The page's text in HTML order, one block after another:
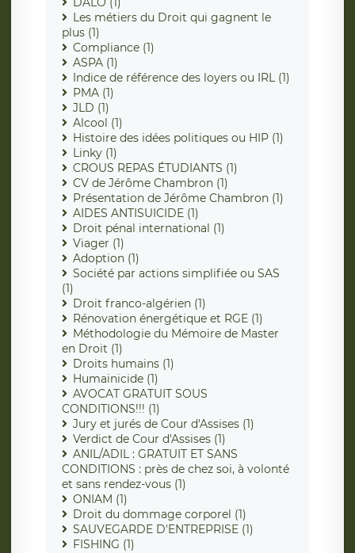
Les métiers du Droit qui gagnent le
plus (1)
Compliance (1)
ASPA (1)
Indice de référence des loyers ou IRL (1)
PMA (1)
JLD (1)
Alcool (1)
Histoire des idées politiques ou HIP (1)
Linky (1)
CROUS REPAS ÉTUDIANTS (1)
CV de Jérôme Chambron (1)
Présentation de Jérôme Chambron (1)
AIDES ANTISUICIDE (1)
Droit pénal international (1)
Viager (1)
Adoption (1)
Société par actions simplifiée ou SAS
(1)
Droit franco-algérien (1)
Rénovation énergétique et RGE (1)
Méthodologie du Mémoire de Master
en Droit (1)
Droits humains (1)
Humainicide (1)
AVOCAT GRATUIT SOUS
CONDITIONS!!! (1)
Jury et jurés de Cour d'Assises (1)
Verdict de Cour d'Assises (1)
ANIL/ADIL : GRATUIT ET SANS
CONDITIONS : près de chez soi, à volonté
et sans rendez-vous (1)
ONIAM (1)
Droit du dommage corporel (1)
SAUVEGARDE D'ENTREPRISE (1)
FISHING (1)